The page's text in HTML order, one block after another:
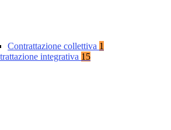
Contrattazione collettiva 1
integrativa 15